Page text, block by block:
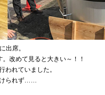
出席。
改めて見ると大きい～！！
われていました。
られず……